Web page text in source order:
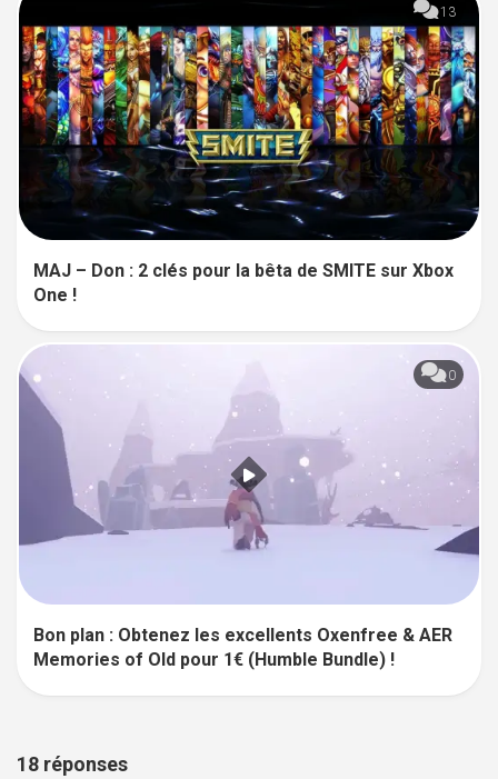
13
MAJ – Don : 2 clés pour la bêta de SMITE sur Xbox
One !
0
Bon plan : Obtenez les excellents Oxenfree & AER
Memories of Old pour 1€ (Humble Bundle) !
18 réponses